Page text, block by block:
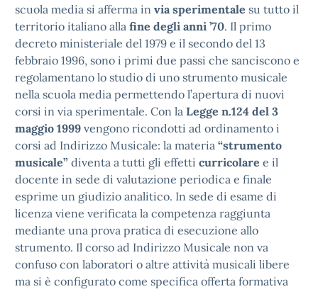
scuola media si afferma in via sperimentale su tutto il
territorio italiano alla fine degli anni ’70. Il primo
decreto ministeriale del 1979 e il secondo del 13
febbraio 1996, sono i primi due passi che sanciscono e
regolamentano lo studio di uno strumento musicale
nella scuola media permettendo l’apertura di nuovi
corsi in via sperimentale. Con la Legge n.124 del 3
maggio 1999 vengono ricondotti ad ordinamento i
corsi ad Indirizzo Musicale: la materia “strumento
musicale” diventa a tutti gli effetti curricolare e il
docente in sede di valutazione periodica e finale
esprime un giudizio analitico. In sede di esame di
licenza viene verificata la competenza raggiunta
mediante una prova pratica di esecuzione allo
strumento. Il corso ad Indirizzo Musicale non va
confuso con laboratori o altre attività musicali libere
ma si è configurato come specifica offerta formativa